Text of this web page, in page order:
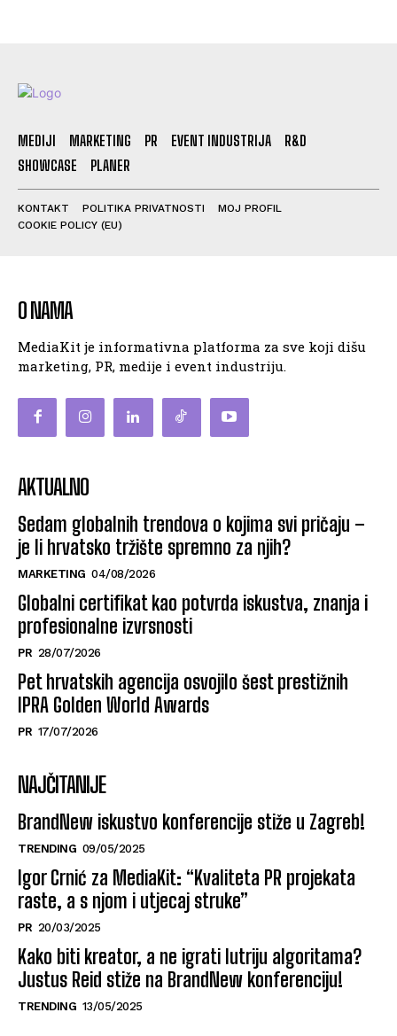
MEDIJI MARKETING PR EVENT INDUSTRIJA
R&D
SHOWCASE
PLANER
KONTAKT POLITIKA PRIVATNOSTI
MOJ PROFIL
COOKIE POLICY (EU)
O NAMA
MediaKit je informativna platforma za sve koji dišu
marketing, PR, medije i event industriju.
AKTUALNO
Sedam globalnih trendova o kojima svi pričaju –
je li hrvatsko tržište spremno za njih?
MARKETING 04/08/2026
Globalni certifikat kao potvrda iskustva, znanja i
profesionalne izvrsnosti
PR 28/07/2026
Pet hrvatskih agencija osvojilo šest prestižnih
IPRA Golden World Awards
PR 17/07/2026
NAJČITANIJE
BrandNew iskustvo konferencije stiže u Zagreb!
TRENDING 09/05/2025
Igor Crnić za MediaKit: “Kvaliteta PR projekata
raste, a s njom i utjecaj struke”
PR 20/03/2025
Kako biti kreator, a ne igrati lutriju algoritama?
Justus Reid stiže na BrandNew konferenciju!
TRENDING 13/05/2025